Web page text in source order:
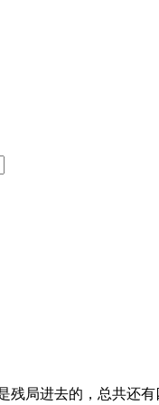
残局进去的，总共还